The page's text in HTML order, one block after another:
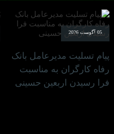
05 آگوست 2026
پیام تسلیت مدیرعامل بانک
رفاه کارگران به مناسبت
فرا رسیدن اربعین حسینی